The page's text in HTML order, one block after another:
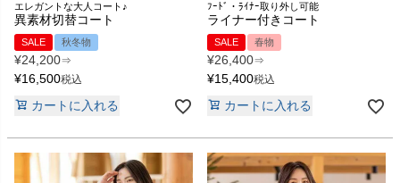
エレガントな大人コート♪
異素材切替コート
SALE 秋冬物
¥24,200⇒
¥16,500税込
カートに入れる
ﾌｰﾄﾞ・ﾗｲﾅｰ取り外し可能
ライナー付きコート
SALE 春物
¥26,400⇒
¥15,400税込
カートに入れる